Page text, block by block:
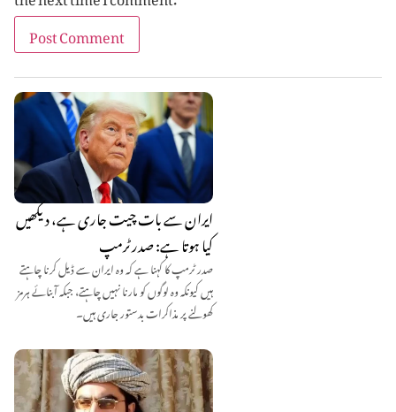
ایران سے بات چیت جاری ہے، دیکھیں
کیا ہوتا ہے: صدر ٹرمپ
صدر ٹرمپ کا کہنا ہے کہ وہ ایران سے ڈیل کرنا چاہتے
ہیں کیونکہ وہ لوگوں کو مارنا نہیں چاہتے، جبکہ آبنائے ہرمز
کھولنے پر مذاکرات بدستور جاری ہیں۔